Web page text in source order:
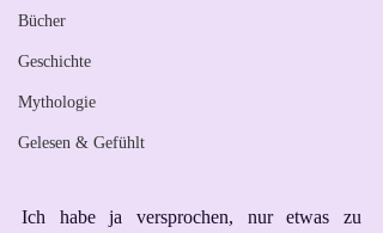
Bücher
Geschichte
Mythologie
Gelesen & Gefühlt
Ich habe ja versprochen, nur etwas zu